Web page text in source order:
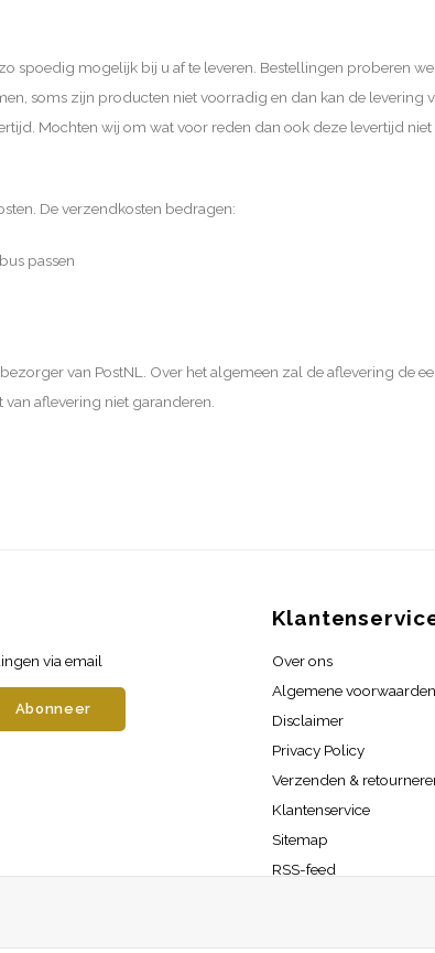
spoedig mogelijk bij u af te leveren. Bestellingen proberen
soms zijn producten niet voorradig en dan kan de levering
Mochten wij om wat voor reden dan ook deze levertijd
De verzendkosten bedragen:
passen
van PostNL. Over het algemeen zal de aflevering de
aflevering niet garanderen.
via email
Abonneer
Over ons
Algemene voorwaarden
Disclaimer
Privacy Policy
Verzenden &
Klantenservice
Sitemap
RSS-feed